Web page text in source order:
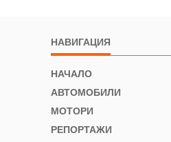
НАВИГАЦИЯ
НАЧАЛО
АВТОМОБИЛИ
МОТОРИ
РЕПОРТАЖИ